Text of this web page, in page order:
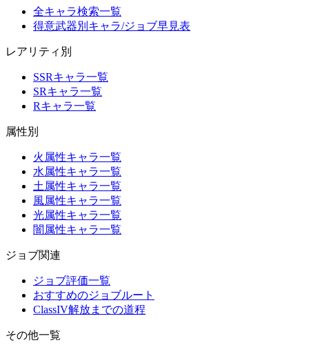
全キャラ検索一覧
得意武器別キャラ/ジョブ早見表
レアリティ別
SSRキャラ一覧
SRキャラ一覧
Rキャラ一覧
属性別
火属性キャラ一覧
水属性キャラ一覧
土属性キャラ一覧
風属性キャラ一覧
光属性キャラ一覧
闇属性キャラ一覧
ジョブ関連
ジョブ評価一覧
おすすめのジョブルート
ClassIV解放までの道程
その他一覧